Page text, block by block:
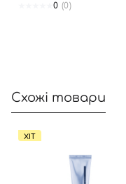
0 (0)
Схожі товари
ХІТ